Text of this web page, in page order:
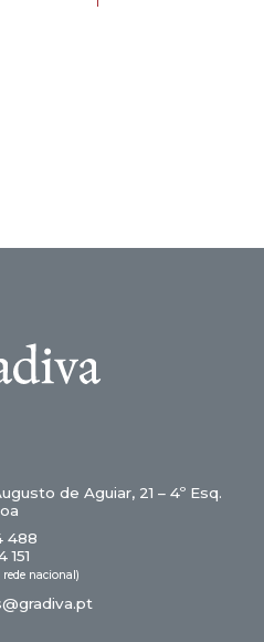
de Aguiar, 21 – 4º Esq.
488
151
nacional)